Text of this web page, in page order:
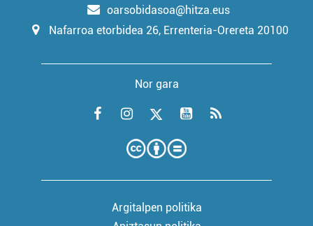
oarsobidasoa@hitza.eus
Nafarroa etorbidea 26, Errenteria-Orereta 20100
Nor gara
Argitalpen politika